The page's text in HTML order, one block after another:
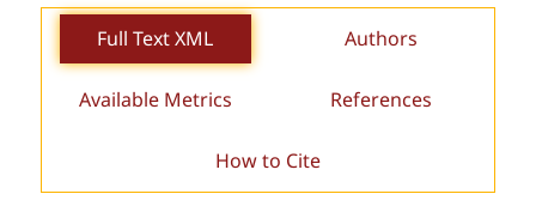
Full Text XML Authors
Available Metrics References
How to Cite